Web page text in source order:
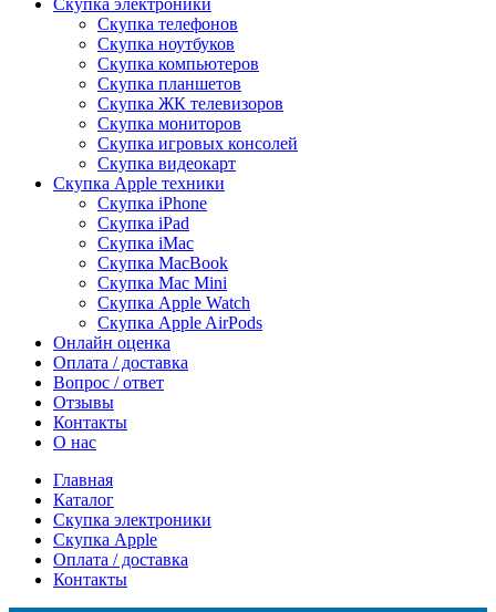
Скупка электроники
Скупка телефонов
Скупка ноутбуков
Скупка компьютеров
Скупка планшетов
Скупка ЖК телевизоров
Скупка мониторов
Скупка игровых консолей
Скупка видеокарт
Скупка Apple техники
Скупка iPhone
Скупка iPad
Скупка iMac
Скупка MacBook
Скупка Mac Mini
Скупка Apple Watch
Скупка Apple AirPods
Онлайн оценка
Оплата / доставка
Вопрос / ответ
Отзывы
Контакты
О нас
Главная
Каталог
Скупка электроники
Скупка Apple
Оплата / доставка
Контакты